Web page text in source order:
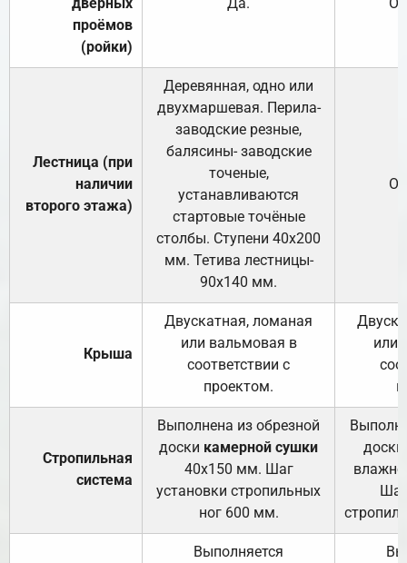
проёмов
(ройки)
Лестница (при
наличии
второго этажа)
Деревянная, одно или
двухмаршевая. Перила-
заводские резные,
балясины- заводские
точеные,
устанавливаются
стартовые точёные
столбы. Ступени 40х200
мм. Тетива лестницы-
90х140 мм.
Крыша
Двускатная, ломаная
или вальмовая в
соответствии с
проектом.
или
Стропильная
система
Выполнена из обрезной
доски камерной сушки
40х150 мм. Шаг
установки стропильных
ног 600 мм.
доски
Выполняется